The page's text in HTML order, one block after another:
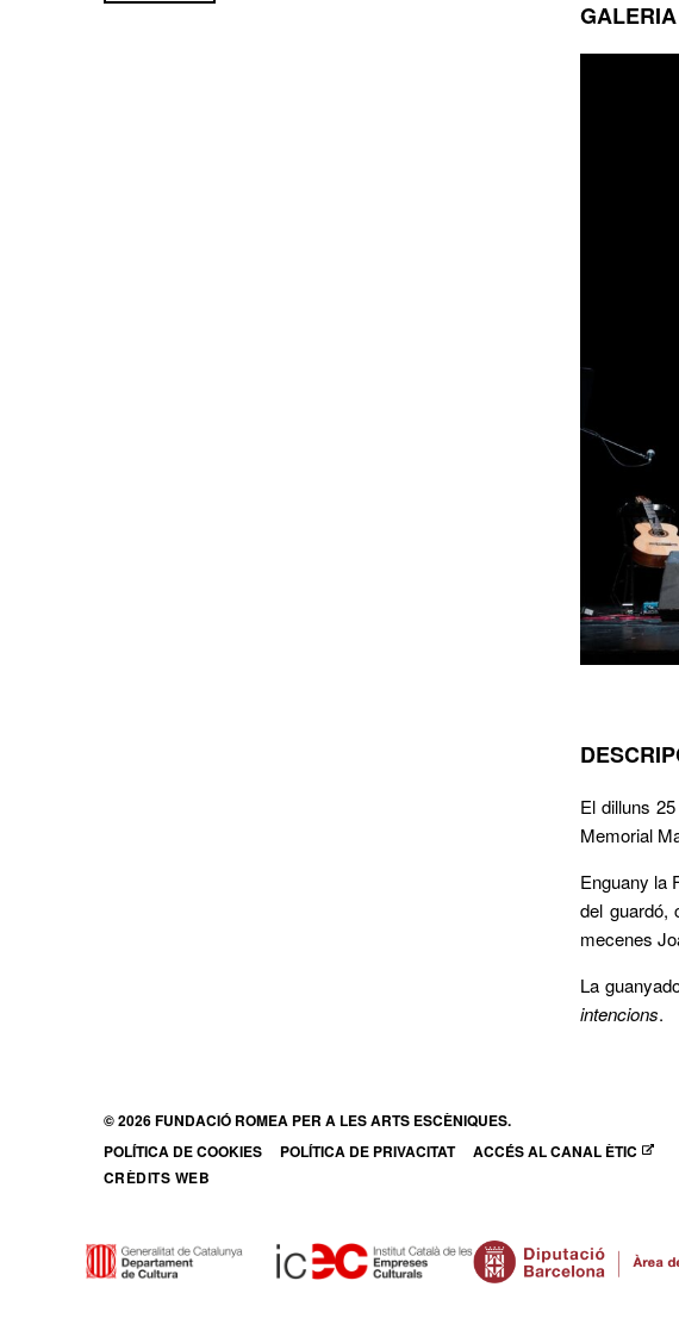
GALERIA
El dilluns
Memorial
Enguany la
del guardó,
mecenes
La
intencions.
© 2026 FUNDACIÓ ROMEA PER A LES ARTS ESCÈNIQUES.
POLÍTICA DE COOKIES
POLÍTICA DE PRIVACITAT ACCÉS AL CANAL ÈTIC
ABRE EN NUEVA VENTANA
CRÈDITS WEB